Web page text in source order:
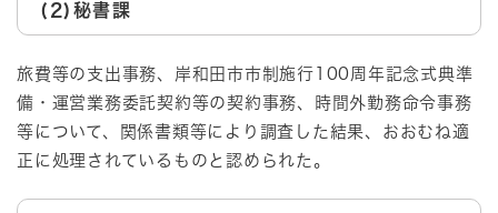
(2)秘書課
旅費等の支出事務、岸和田市市制施行100周年記念式典準
備・運営業務委託契約等の契約事務、時間外勤務命令事務
等について、関係書類等により調査した結果、おおむね適
正に処理されているものと認められた。